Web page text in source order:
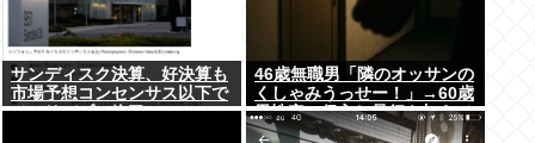
サンディスク決算、好決算も
市場予想コンセンサス以下で
メモリバブル終了へ
46歳無職男「隣のオッサンの
くしゃみうっせー！」→60歳
男性宅に侵入し暴行を加えて
逮捕